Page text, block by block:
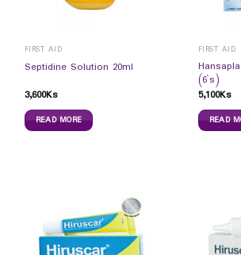
FIRST AID
Septidine Solution 20ml
3,600Ks
READ MORE
FIRST AID
(6`s)
5,100Ks
READ